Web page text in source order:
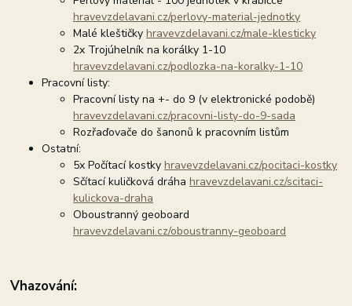
hravevzdelavani.cz/perlovy-material-jednotky
Malé kleštičkyhravevzdelavani.cz/male-klesticky
2x Trojúhelník na korálky 1-10
hravevzdelavani.cz/podlozka-na-koralky-1-10
Pracovní listy:
Pracovní listy na +- do 9 (v elektronické podobě)
hravevzdelavani.cz/pracovni-listy-do-9-sada
Rozřaďovače do šanonů k pracovním listům
Ostatní:
5x Počítací kostkyhravevzdelavani.cz/pocitaci-kostky
Sčítací kuličková dráhahravevzdelavani.cz/scitaci-
kulickova-draha
Oboustranný geoboard
hravevzdelavani.cz/oboustranny-geoboard
Vhazování: